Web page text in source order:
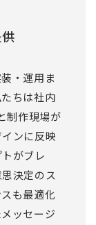
・運用ま
ちは社内
制作現場が
ンに反映
がブレ
決定のス
も最適化
ッセージ